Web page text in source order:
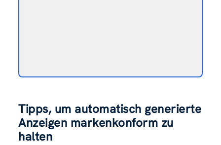
Tipps, um automatisch generierte
Anzeigen markenkonform zu
halten